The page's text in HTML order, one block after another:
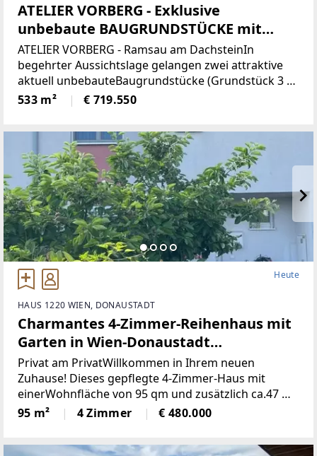
ATELIER VORBERG - Exklusive
unbebaute BAUGRUNDSTÜCKE mit
Panorama-Ausblick in Ramsau am
Dachstein (Provisionsfrei)
ATELIER VORBERG - Ramsau am DachsteinIn
begehrter Aussichtslage gelangen zwei attraktive
aktuell unbebauteBaugrundstücke (Grundstück 3 &
4) mit einer Fläche von 533 bis 587 m²
zumVerkauf.• Widmung: WR
533 m² € 719.550
Heute
HAUS 1220 WIEN, DONAUSTADT
Charmantes 4-Zimmer-Reihenhaus mit
Garten in Wien-Donaustadt
(Provisionsfrei)
Privat am PrivatWillkommen in Ihrem neuen
Zuhause! Dieses gepflegte 4-Zimmer-Haus mit
einerWohnfläche von 95 qm und zusätzlich ca.47 m2
Keller einem großzügigen Grundstückvon 197 qm
bietet Ihnen und Ihrer Familie den idealen
95 m² 4 Zimmer € 480.000